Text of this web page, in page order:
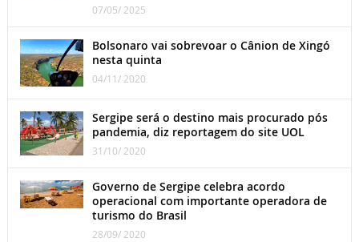
07/05/ 2025
Bolsonaro vai sobrevoar o Cânion de Xingó
nesta quinta
04/11/ 2020
Sergipe será o destino mais procurado pós
pandemia, diz reportagem do site UOL
31/10/ 2020
Governo de Sergipe celebra acordo
operacional com importante operadora de
turismo do Brasil
28/09/ 2020